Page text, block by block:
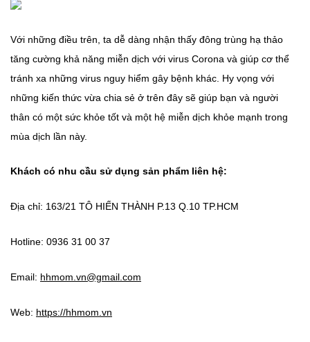
Với những điều trên, ta dễ dàng nhận thấy đông trùng hạ thảo
tăng cường khả năng miễn dịch với virus Corona và giúp cơ thể
tránh xa những virus nguy hiểm gây bệnh khác. Hy vọng với
những kiến thức vừa chia sẻ ở trên đây sẽ giúp bạn và người
thân có một sức khỏe tốt và một hệ miễn dịch khỏe mạnh trong
mùa dịch lần này.
Khách có nhu cầu sử dụng sản phẩm liên hệ:
Địa chỉ: 163/21 TÔ HIẾN THÀNH P.13 Q.10 TP.HCM
Hotline: 0936 31 00 37
Email: hhmom.vn@gmail.com
Web: https://hhmom.vn